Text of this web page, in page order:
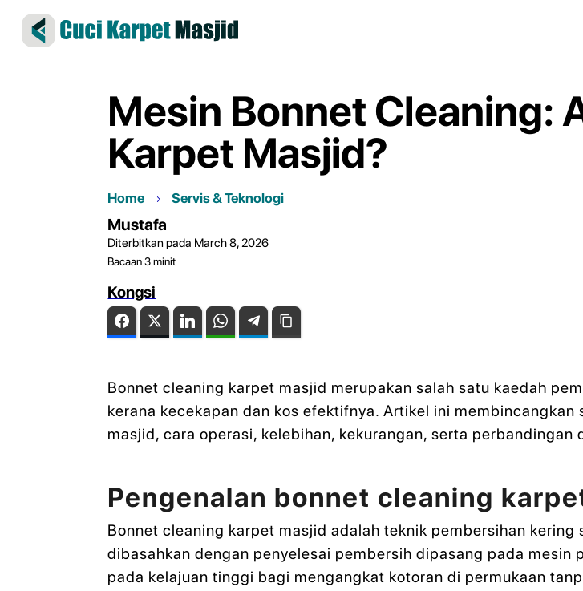
Mesin Bonnet Cleaning:
Karpet Masjid?
Home Servis & Teknologi
Mustafa
Diterbitkan pada March 8, 2026
Bacaan 3 minit
Kongsi
FacebookTwitter LinkedIn WhatsAppTelegram
Bonnet cleaning karpet masjid merupakan salah satu kaedah
kerana kecekapan dan kos efektifnya. Artikel ini
masjid, cara operasi, kelebihan, kekurangan, serta perbandingan
Pengenalan bonnet cleaning
Bonnet cleaning karpet masjid adalah teknik pembersihan
dibasahkan dengan penyelesai pembersih dipasang pada mesin
pada kelajuan tinggi bagi mengangkat kotoran di permukaan